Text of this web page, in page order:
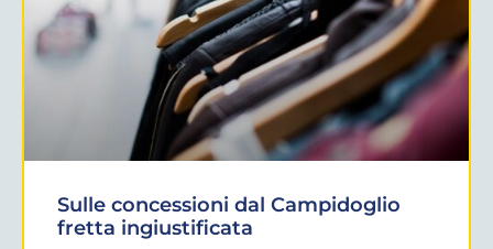
Sulle concessioni dal Campidoglio
fretta ingiustificata